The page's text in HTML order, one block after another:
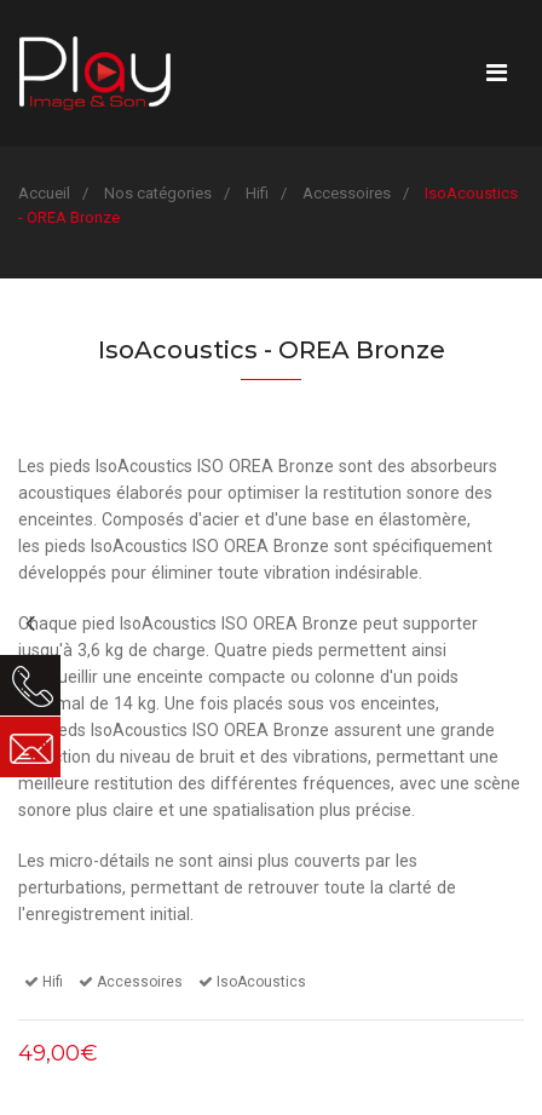
Accueil Nos catégories Hifi Accessoires
IsoAcoustics
- OREA Bronze
IsoAcoustics - OREA Bronze
Les pieds IsoAcoustics ISO OREA Bronze sont des absorbeurs
acoustiques élaborés pour optimiser la restitution sonore des
enceintes. Composés d'acier et d'une base en élastomère,
les pieds IsoAcoustics ISO OREA Bronze sont spécifiquement
développés pour éliminer toute vibration indésirable.
Chaque pied IsoAcoustics ISO OREA Bronze peut supporter
jusqu'à 3,6 kg de charge. Quatre pieds permettent ainsi
d'accueillir une enceinte compacte ou colonne d'un poids
maximal de 14 kg. Une fois placés sous vos enceintes,
les pieds IsoAcoustics ISO OREA Bronze assurent une grande
réduction du niveau de bruit et des vibrations, permettant une
meilleure restitution des différentes fréquences, avec une scène
sonore plus claire et une spatialisation plus précise.
Les micro-détails ne sont ainsi plus couverts par les
perturbations, permettant de retrouver toute la clarté de
l'enregistrement initial.
Hifi Accessoires IsoAcoustics
49,00€